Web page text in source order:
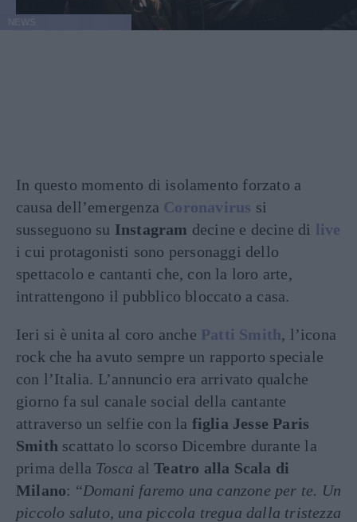
In questo momento di isolamento forzato a
causa dell’emergenza Coronavirus si
susseguono su Instagram decine e decine di live
i cui protagonisti sono personaggi dello
spettacolo e cantanti che, con la loro arte,
intrattengono il pubblico bloccato a casa.
Ieri si è unita al coro anche Patti Smith, l’icona
rock che ha avuto sempre un rapporto speciale
con l’Italia. L’annuncio era arrivato qualche
giorno fa sul canale social della cantante
attraverso un selfie con la figlia Jesse Paris
Smith scattato lo scorso Dicembre durante la
prima della Tosca alTeatro alla Scala di
Milano: “Domani faremo una canzone per te. Un
piccolo saluto, una piccola tregua dalla tristezza